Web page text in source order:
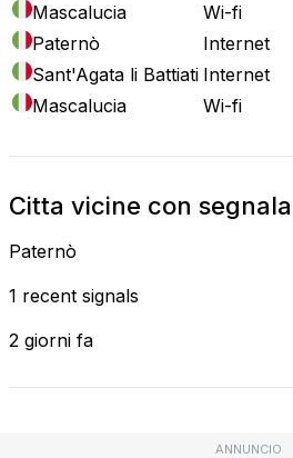
Mascalucia
Wi-fi
Paternò
Internet
Sant'Agata li Battiati Internet
Mascalucia
Wi-fi
Citta vicine con
Paternò
1 recent signals
2 giorni fa
ANNUNCIO